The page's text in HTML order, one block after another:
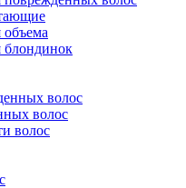
волос
волос
волос